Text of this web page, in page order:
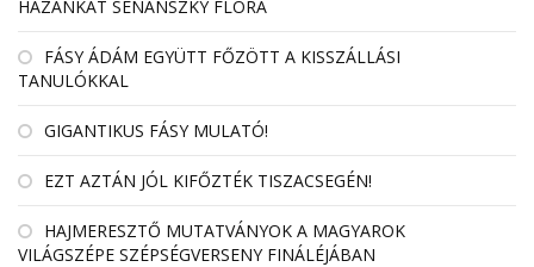
HAZÁNKAT SENÁNSZKY FLÓRA
FÁSY ÁDÁM EGYÜTT FŐZÖTT A KISSZÁLLÁSI
TANULÓKKAL
GIGANTIKUS FÁSY MULATÓ!
EZT AZTÁN JÓL KIFŐZTÉK TISZACSEGÉN!
HAJMERESZTŐ MUTATVÁNYOK A MAGYAROK
VILÁGSZÉPE SZÉPSÉGVERSENY FINÁLÉJÁBAN